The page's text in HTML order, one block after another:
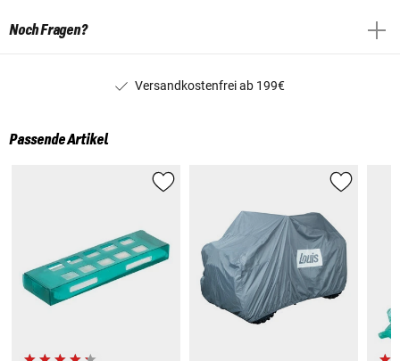
Noch Fragen?
Versandkostenfrei ab 199€
Passende Artikel